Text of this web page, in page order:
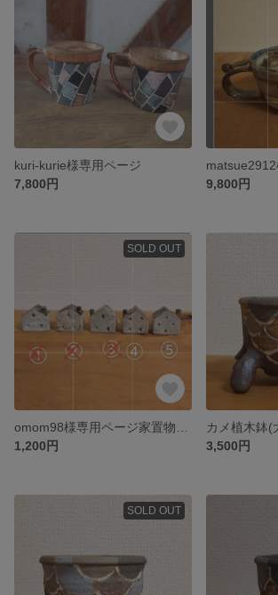
kuri-kurie様専用ページ
7,800円
9,800円
SOLD OUT
1,200円
カメ植木鉢(
3,500円
SOLD OUT